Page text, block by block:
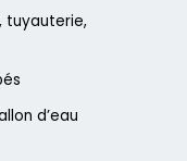
tuyauterie,
d’eau